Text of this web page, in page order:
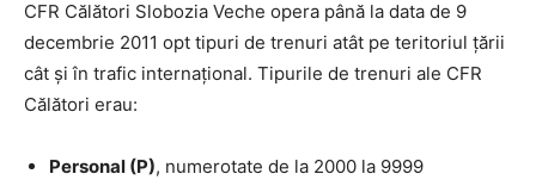
CFR Călători Slobozia Veche opera până la data de 9
decembrie 2011 opt tipuri de trenuri atât pe teritoriul țării
cât și în trafic internațional. Tipurile de trenuri ale CFR
Călători erau:
Personal (P), numerotate de la 2000 la 9999